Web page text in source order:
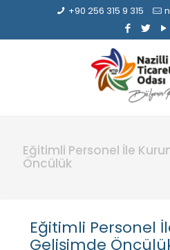
+90 256 315 9 315
Eğitimli Personel İle
Öncülük
Eğitimli Personel
Gelişimde